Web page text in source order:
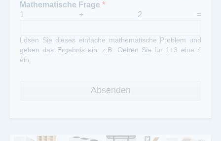
Mathematische Frage *
1 + 2 =
Lösen Sie dieses einfache mathematische Problem und
geben das Ergebnis ein. z.B. Geben Sie für 1+3 eine 4
ein.